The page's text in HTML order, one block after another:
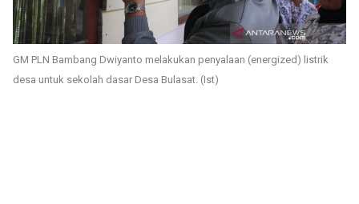
GM PLN Bambang Dwiyanto melakukan penyalaan (energized) listrik
desa untuk sekolah dasar Desa Bulasat. (Ist)